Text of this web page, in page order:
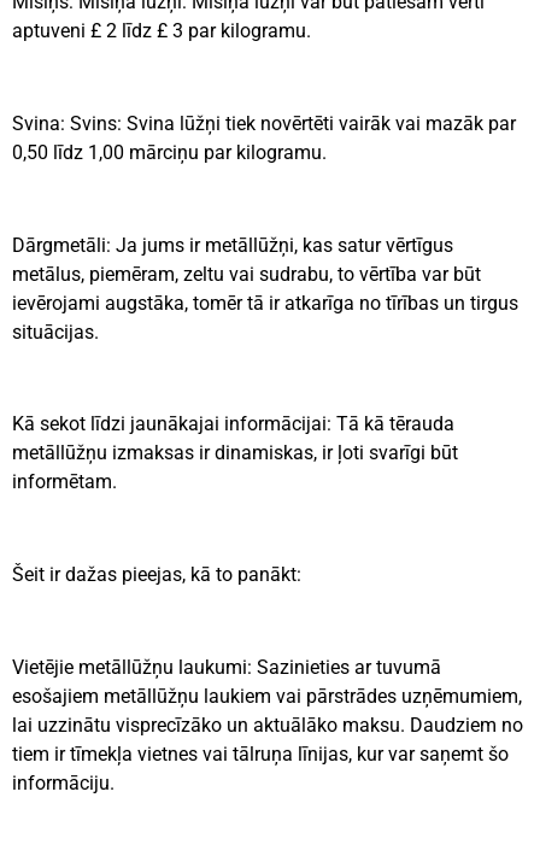
aptuveni £ 2 līdz £ 3 par kilogramu.
Svina: Svins: Svina lūžņi tiek novērtēti vairāk vai mazāk par
0,50 līdz 1,00 mārciņu par kilogramu.
Dārgmetāli: Ja jums ir metāllūžņi, kas satur vērtīgus
metālus, piemēram, zeltu vai sudrabu, to vērtība var būt
ievērojami augstāka, tomēr tā ir atkarīga no tīrības un tirgus
situācijas.
Kā sekot līdzi jaunākajai informācijai: Tā kā tērauda
metāllūžņu izmaksas ir dinamiskas, ir ļoti svarīgi būt
informētam.
Šeit ir dažas pieejas, kā to panākt:
Vietējie metāllūžņu laukumi: Sazinieties ar tuvumā
esošajiem metāllūžņu laukiem vai pārstrādes uzņēmumiem,
lai uzzinātu visprecīzāko un aktuālāko maksu. Daudziem no
tiem ir tīmekļa vietnes vai tālruņa līnijas, kur var saņemt šo
informāciju.